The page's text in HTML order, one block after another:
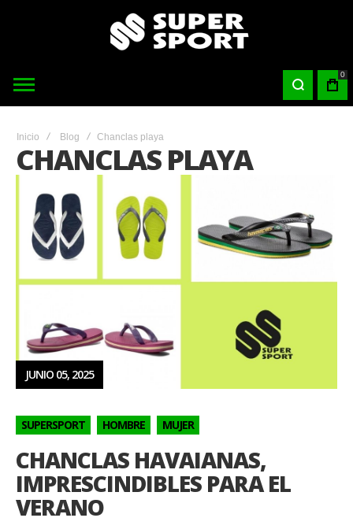
0
Inicio Blog Chanclas playa
CHANCLAS PLAYA
JUNIO 05, 2025
SUPERSPORT HOMBRE MUJER
CHANCLAS HAVAIANAS,
IMPRESCINDIBLES PARA EL
VERANO